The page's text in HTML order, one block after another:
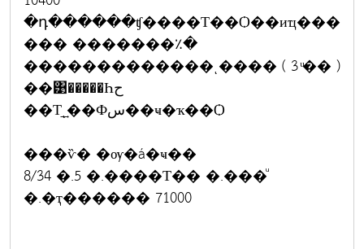
�դ������ʧ����Т��Ѻ��иҵ���
��� �������٪�
�������������ͺ���� ( 3 ͧ�� )
��͹�����Һح
��Т͢ͺ��Фس��ҹ�ҡ��Ѻ
���ѷ� �ѹ�á�ҹ��
8/34 �.5 �.����Т�� �.���ͧ
�.�ҭ������ 71000